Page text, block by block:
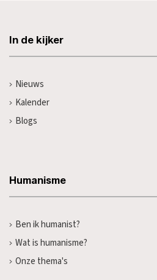
In de kijker
Nieuws
Kalender
Blogs
Humanisme
Ben ik humanist?
Wat is humanisme?
Onze thema's